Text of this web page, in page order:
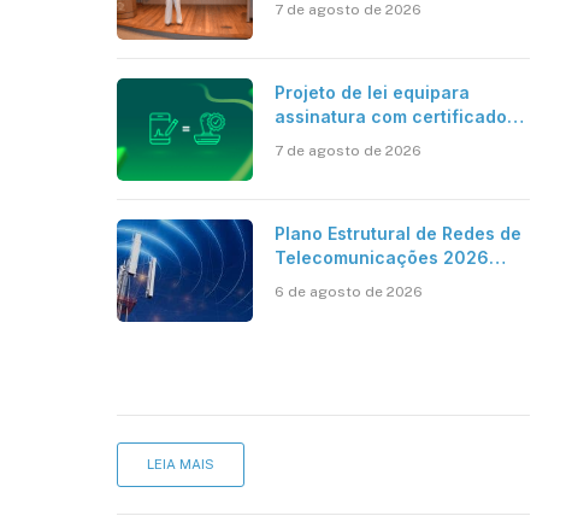
centro dos debates
7 de agosto de 2026
Projeto de lei equipara
assinatura com certificado
reconhecimento de firma em
7 de agosto de 2026
Plano Estrutural de Redes de
Telecomunicações 2026
móvel, mas mantém desafio
6 de agosto de 2026
LEIA MAIS